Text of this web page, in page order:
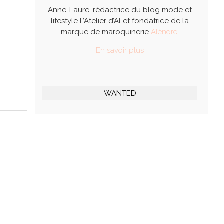
Anne-Laure, rédactrice du blog mode et
lifestyle L’Atelier d’Al et fondatrice de la
marque de maroquinerieAlénore.
En savoir plus
WANTED